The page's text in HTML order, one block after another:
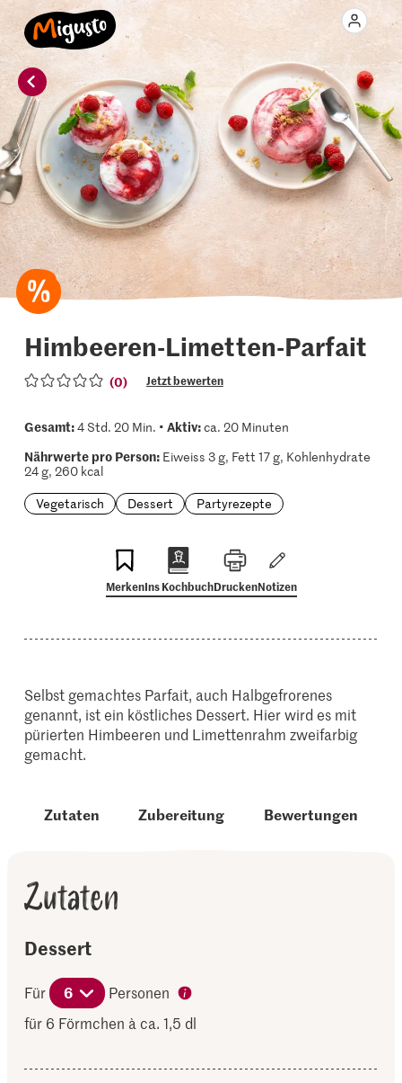
Himbeeren-Limetten-Parfait
(0) Jetzt bewerten
Gesamt:4 Std. 20 Min. • Aktiv:ca. 20 Minuten
Nährwerte pro Person:Eiweiss 3 g, Fett 17 g, Kohlenhydrate
24 g, 260 kcal
Vegetarisch
Dessert Partyrezepte
MerkenIns KochbuchDruckenNotizen
Selbst gemachtes Parfait, auch Halbgefrorenes
genannt, ist ein köstliches Dessert. Hier wird es mit
pürierten Himbeeren und Limettenrahm zweifarbig
gemacht.
Zutaten Zubereitung Bewertungen
Zutaten
Dessert
Für 6
Personen
für 6 Förmchen à ca. 1,5 dl